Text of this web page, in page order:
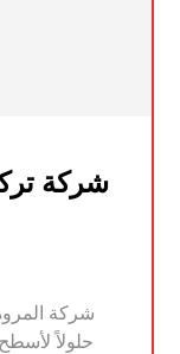
شركة
شركة
حلولاً